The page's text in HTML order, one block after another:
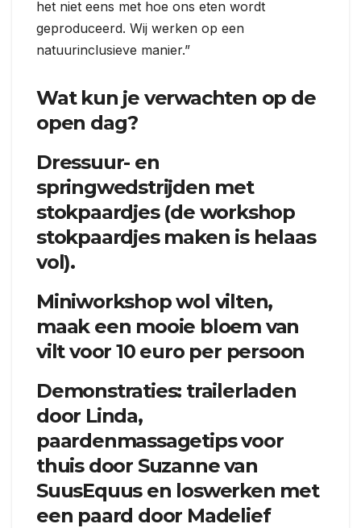
het niet eens met hoe ons eten wordt
geproduceerd. Wij werken op een
natuurinclusieve manier.”
Wat kun je verwachten op de
open dag?
Dressuur- en
springwedstrijden met
stokpaardjes (de workshop
stokpaardjes maken is helaas
vol).
Miniworkshop wol vilten,
maak een mooie bloem van
vilt voor 10 euro per persoon
Demonstraties: trailerladen
door Linda,
paardenmassagetips voor
thuis door Suzanne van
SuusEquus en loswerken met
een paard door Madelief